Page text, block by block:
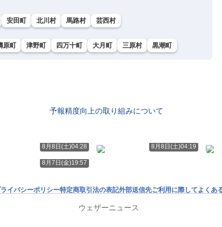
安田町 北川村 馬路村 芸西村
原町 津野町 四万十町 大月町 三原村 黒潮町
予報精度向上の取り組みについて
8月8日(土)04:28 8月8日(土)04:19
8月7日(金)19:57
イバシーポリシー特定商取引法の表記外部送信先ご利用に際して よくあ
ウェザーニュース